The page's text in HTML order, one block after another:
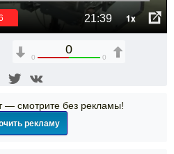
21:39 1x
0
0 0
— смотрите без рекламы!
рекламу